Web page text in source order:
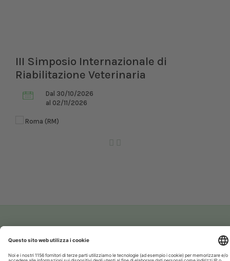
III Simposio Internazionale di
Riabilitazione Veterinaria
Dal 30/10/2026
al 02/11/2026
Roma (RM)